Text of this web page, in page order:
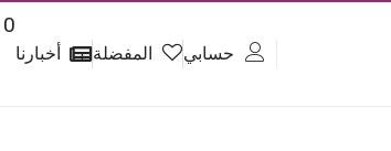
حسابي المفضلة أخبارنا
0